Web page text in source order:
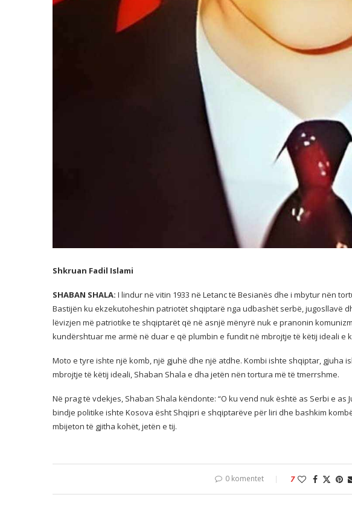
Shkruan Fadil Islami
SHABAN SHALA: I lindur në vitin 1933 në Letanc të Besianës dhe i mbytur nën
Bastijën ku ekzekutoheshin patriotët shqiptarë nga udbashët serbë, jugosllavë
lëvizjen më patriotike te shqiptarët që në asnjë mënyrë nuk e pranonin
kundërshtuar me armë në duar e që plumbin e fundit në mbrojtje të këtij ideali e
Moto e tyre ishte një komb, një gjuhë dhe një atdhe. Kombi ishte shqiptar, gjuha
mbrojtje të këtij ideali, Shaban Shala e dha jetën nën tortura më të tmerrshme.
Në prag të vdekjes, Shaban Shala këndonte: “O ku vend nuk është as Serbi e
bindje politike ishte Kosova ësht Shqipri e shqiptarëve për liri dhe bashkim
mbijeton të gjitha kohët, jetën e tij.
0 komentet 7